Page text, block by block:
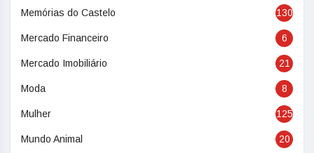
Memórias do Castelo 130
Mercado Financeiro 6
Mercado Imobiliário 21
Moda 8
Mulher 125
Mundo Animal 20